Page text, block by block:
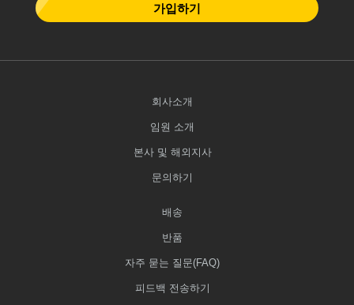
가입하기
회사소개
임원 소개
본사 및 해외지사
문의하기
배송
반품
자주 묻는 질문(FAQ)
피드백 전송하기